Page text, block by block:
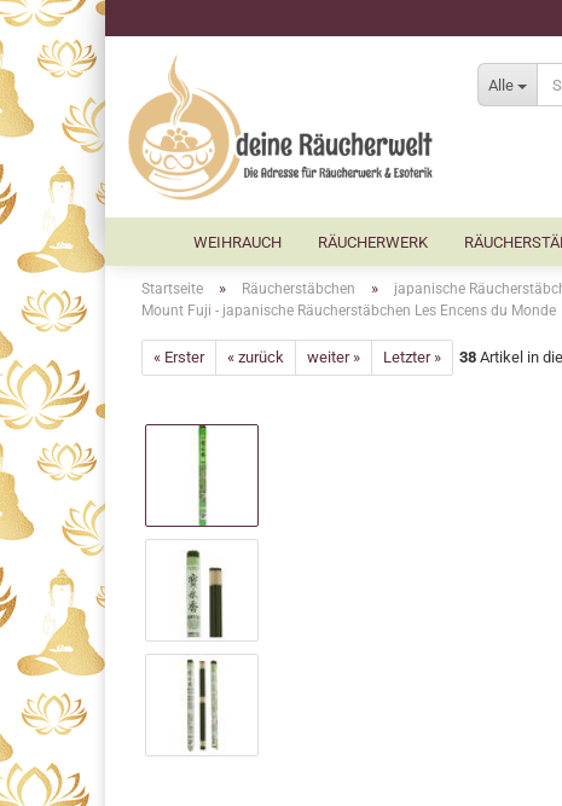
Alle
WEIHRAUCH RÄUCHERWERK
Startseite » Räucherstäbchen » japanische
Mount Fuji - japanische Räucherstäbchen Les Encens du Monde
« Erster « zurück weiter » Letzter » 38 Artikel in